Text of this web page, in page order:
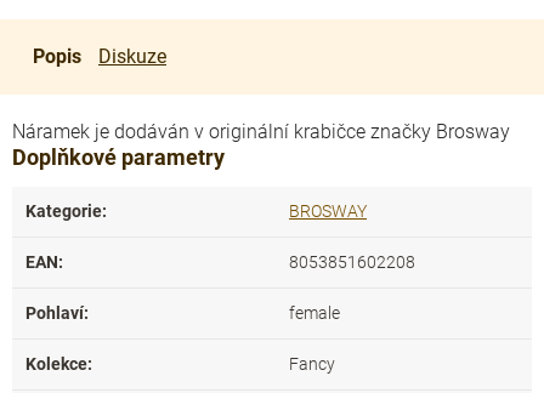
Popis Diskuze
Náramek je dodáván v originální krabičce značky Brosway
Doplňkové parametry
Kategorie: BROSWAY
EAN: 8053851602208
Pohlaví: female
Kolekce: Fancy